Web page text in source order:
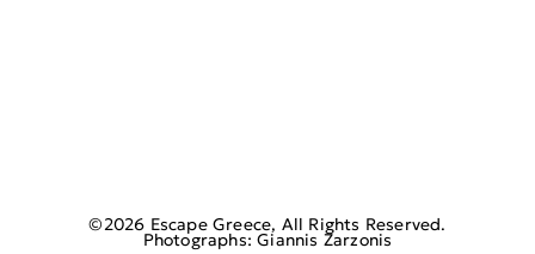
©2026 Escape Greece, All Rights Reserved.
Photographs: Giannis Zarzonis